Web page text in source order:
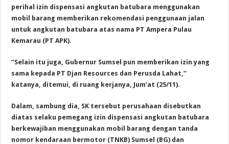
perihal izin dispensasi angkutan batubara menggunakan
mobil barang memberikan rekomendasi penggunaan jalan
untuk angkutan batubara atas nama PT Ampera Pulau
Kemarau (PT APK).
“Selain itu juga, Gubernur Sumsel pun memberikan izin yang
sama kepada PT Djan Resources dan Perusda Lahat,”
katanya, ditemui, di ruang kerjanya, Jum’at (25/11).
Dalam, sambung dia, SK tersebut perusahaan disebutkan
diatas selaku pemegang izin dispensasi angkutan batubara
berkewajiban menggunakan mobil barang dengan tanda
nomor kendaraan bermotor (TNKB) Sumsel (BG) dan